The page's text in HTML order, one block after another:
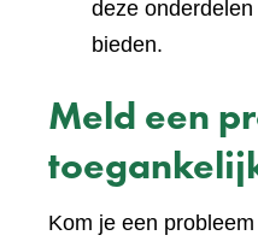
deze
bieden.
Meld een
Kom je een